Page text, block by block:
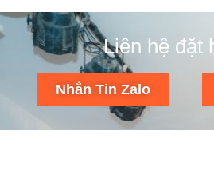
Liên hệ đặt
Nhắn Tin Zalo